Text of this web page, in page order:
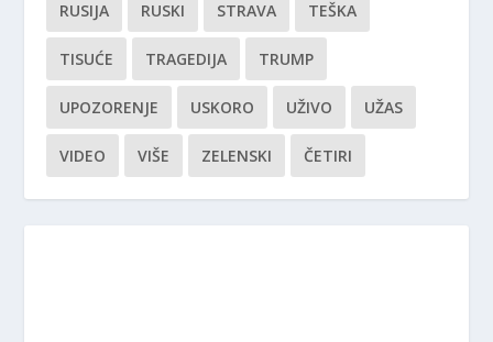
RUSIJA RUSKI STRAVA TEŠKA
TISUĆE TRAGEDIJA TRUMP
UPOZORENJE USKORO UŽIVO UŽAS
VIDEO VIŠE ZELENSKI ČETIRI